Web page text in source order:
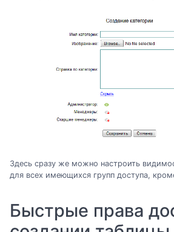
Здесь сразу же можно настроить
для всех имеющихся групп доступа,
Быстрые права